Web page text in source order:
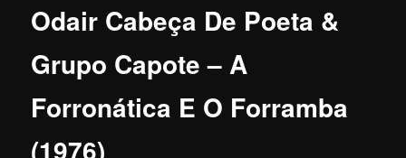
Odair Cabeça De Poeta &
Grupo Capote – A
Forronática E O Forramba
(1976)